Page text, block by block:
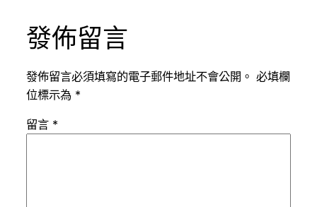
發佈留言
發佈留言必須填寫的電子郵件地址不會公開。 必填欄
位標示為 *
留言 *